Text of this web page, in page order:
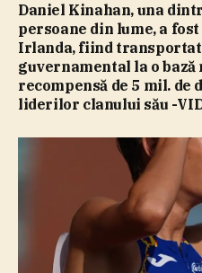
Daniel Kinahan, una
persoane din lume, a
Irlanda, fiind transportat
guvernamental la o bază
recompensă de 5 mil.
liderilor clanului său -